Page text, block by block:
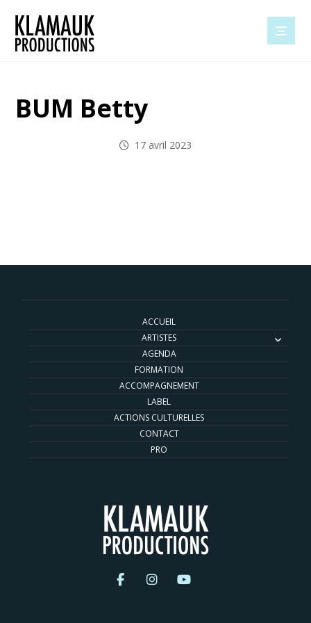
BUM Betty
17 avril 2023
ACCUEIL
ARTISTES
AGENDA
FORMATION
ACCOMPAGNEMENT
LABEL
ACTIONS CULTURELLES
CONTACT
PRO